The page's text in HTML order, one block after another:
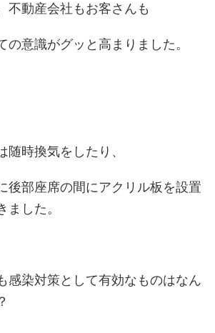
不動産会社もお客さんも
の意識がグッと高まりました。
随時換気をしたり、
後部座席の間にアクリル板を設置
ました。
感染対策として有効なものはなん